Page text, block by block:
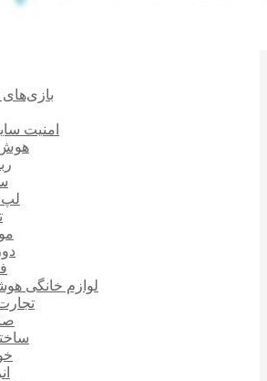
بازی‌های
امنیت
لپ
لوازم خانگی